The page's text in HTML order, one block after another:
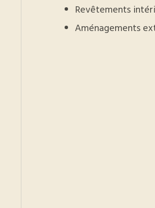
Revêtements
Aménagements